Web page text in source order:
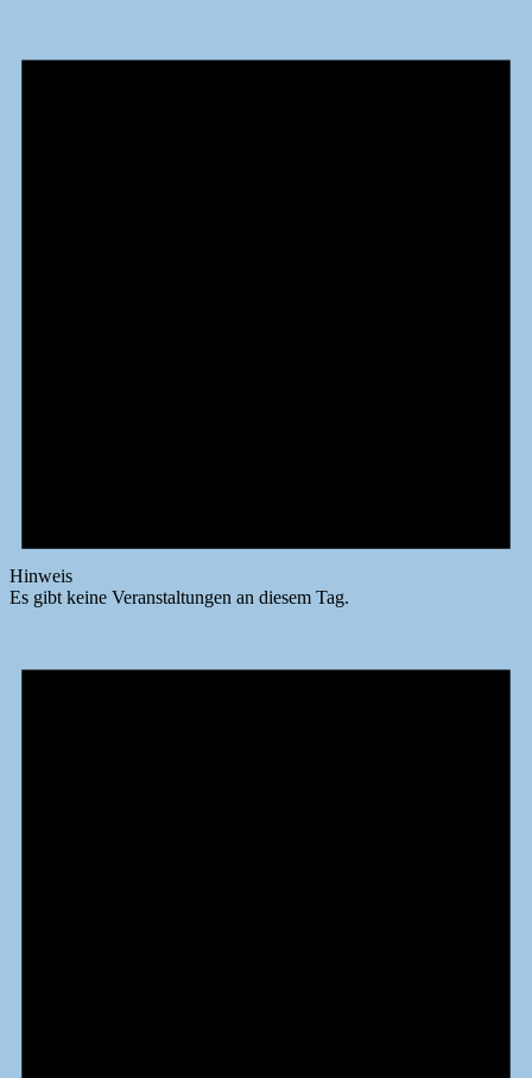
Hinweis
Es gibt keine Veranstaltungen an diesem Tag.